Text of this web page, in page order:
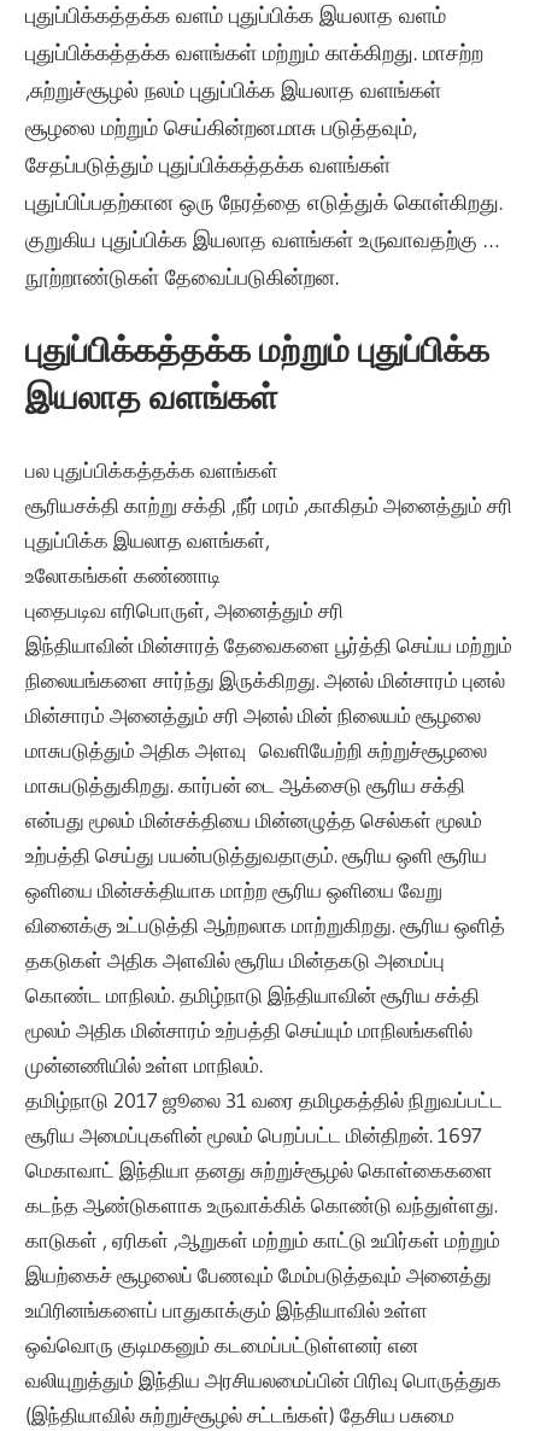
புதுப்பிக்கத்தக்க வளம் புதுப்பிக்க இயலாத வளம்
புதுப்பிக்கத்தக்க வளங்கள் மற்றும் காக்கிறது.மாசற்ற
,சுற்றுச்சூழல் நலம் புதுப்பிக்க இயலாத வளங்கள்
சூழலை மற்றும் செய்கின்றன.மாசு படுத்தவும்,
சேதப்படுத்தும்புதுப்பிக்கத்தக்க வளங்கள்
புதுப்பிப்பதற்கான ஒரு நேரத்தை எடுத்துக் கொள்கிறது.
குறுகியபுதுப்பிக்க இயலாத வளங்கள் உருவாவதற்கு …
நூற்றாண்டுகள் தேவைப்படுகின்றன.
புதுப்பிக்கத்தக்க மற்றும் புதுப்பிக்க
இயலாத வளங்கள்
பல புதுப்பிக்கத்தக்க வளங்கள்
சூரியசக்தி காற்று சக்தி ,நீர் மரம் ,காகிதம் அனைத்தும் சரி
புதுப்பிக்க இயலாத வளங்கள்,
உலோகங்கள் கண்ணாடி
புதைபடிவ எரிபொருள், அனைத்தும் சரி
இந்தியாவின் மின்சாரத் தேவைகளை பூர்த்தி செய்ய மற்றும்
நிலையங்களை சார்ந்து இருக்கிறது. அனல் மின்சாரம் புனல்
மின்சாரம் அனைத்தும் சரி அனல் மின் நிலையம் சூழலை
மாசுபடுத்தும் அதிக அளவு வெளியேற்றி சுற்றுச்சூழலை
மாசுபடுத்துகிறது. கார்பன் டை ஆக்சைடு சூரிய சக்தி
என்பது மூலம் மின்சக்தியை மின்னழுத்த செல்கள் மூலம்
உற்பத்தி செய்து பயன்படுத்துவதாகும். சூரிய ஒளி சூரிய
ஒளியை மின்சக்தியாக மாற்ற சூரிய ஒளியை வேறு
வினைக்கு உட்படுத்தி ஆற்றலாக மாற்றுகிறது. சூரிய ஒளித்
தகடுகள் அதிக அளவில் சூரிய மின்தகடு அமைப்பு
கொண்ட மாநிலம். தமிழ்நாடு இந்தியாவின் சூரிய சக்தி
மூலம் அதிக மின்சாரம் உற்பத்தி செய்யும் மாநிலங்களில்
முன்னணியில் உள்ள மாநிலம்.
தமிழ்நாடு 2017 ஜூலை 31 வரை தமிழகத்தில் நிறுவப்பட்ட
சூரிய அமைப்புகளின் மூலம் பெறப்பட்ட மின்திறன். 1697
மெகாவாட் இந்தியா தனது சுற்றுச்சூழல் கொள்கைகளை
கடந்த ஆண்டுகளாக உருவாக்கிக் கொண்டு வந்துள்ளது.
காடுகள் , ஏரிகள் ,ஆறுகள் மற்றும் காட்டு உயிர்கள் மற்றும்
இயற்கைச் சூழலைப் பேணவும் மேம்படுத்தவும் அனைத்து
உயிரினங்களைப் பாதுகாக்கும் இந்தியாவில் உள்ள
ஒவ்வொரு குடிமகனும் கடமைப்பட்டுள்ளனர் என
வலியுறுத்தும் இந்திய அரசியலமைப்பின் பிரிவு பொருத்துக
(இந்தியாவில் சுற்றுச்சூழல் சட்டங்கள்) தேசிய பசுமை